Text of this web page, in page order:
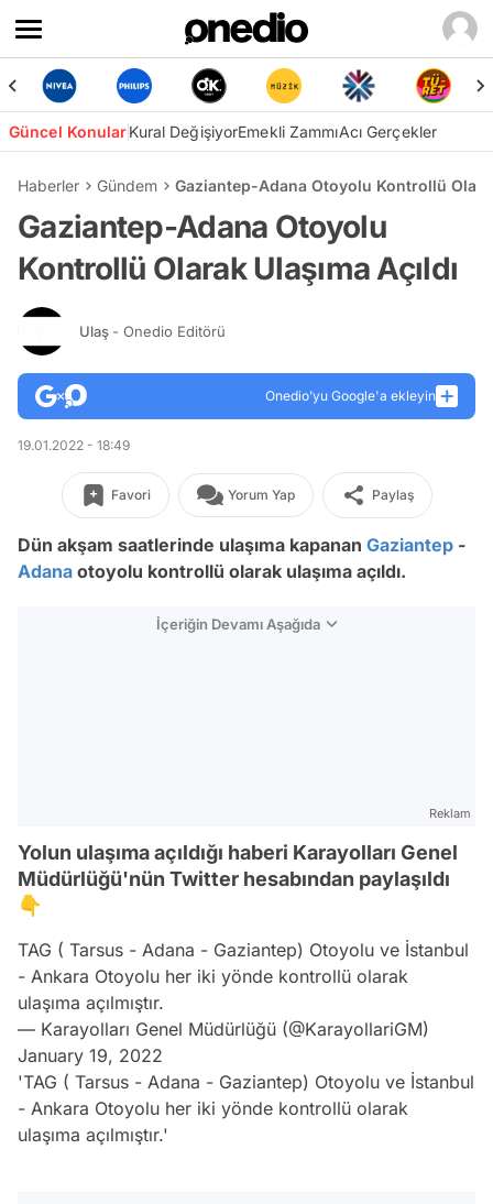
Güncel KonularKural DeğişiyorEmekli ZammıAcı Gerçekler
Haberler Gündem Gaziantep-Adana Otoyolu Kontrollü
Gaziantep-Adana Otoyolu
Kontrollü Olarak Ulaşıma Açıldı
Ulaş - Onedio Editörü
Onedio’yu Google'a ekleyin
19.01.2022 - 18:49
Favori Yorum Yap Paylaş
Dün akşam saatlerinde ulaşıma kapanan Gaziantep -
Adana otoyolu kontrollü olarak ulaşıma açıldı.
İçeriğin Devamı Aşağıda
Reklam
Yolun ulaşıma açıldığı haberi Karayolları Genel
Müdürlüğü'nün Twitter hesabından paylaşıldı
👇
TAG ( Tarsus - Adana - Gaziantep) Otoyolu ve İstanbul
- Ankara Otoyolu her iki yönde kontrollü olarak
ulaşıma açılmıştır.
— Karayolları Genel Müdürlüğü (@KarayollariGM)
January 19, 2022
'TAG ( Tarsus - Adana - Gaziantep) Otoyolu ve İstanbul
- Ankara Otoyolu her iki yönde kontrollü olarak
ulaşıma açılmıştır.'